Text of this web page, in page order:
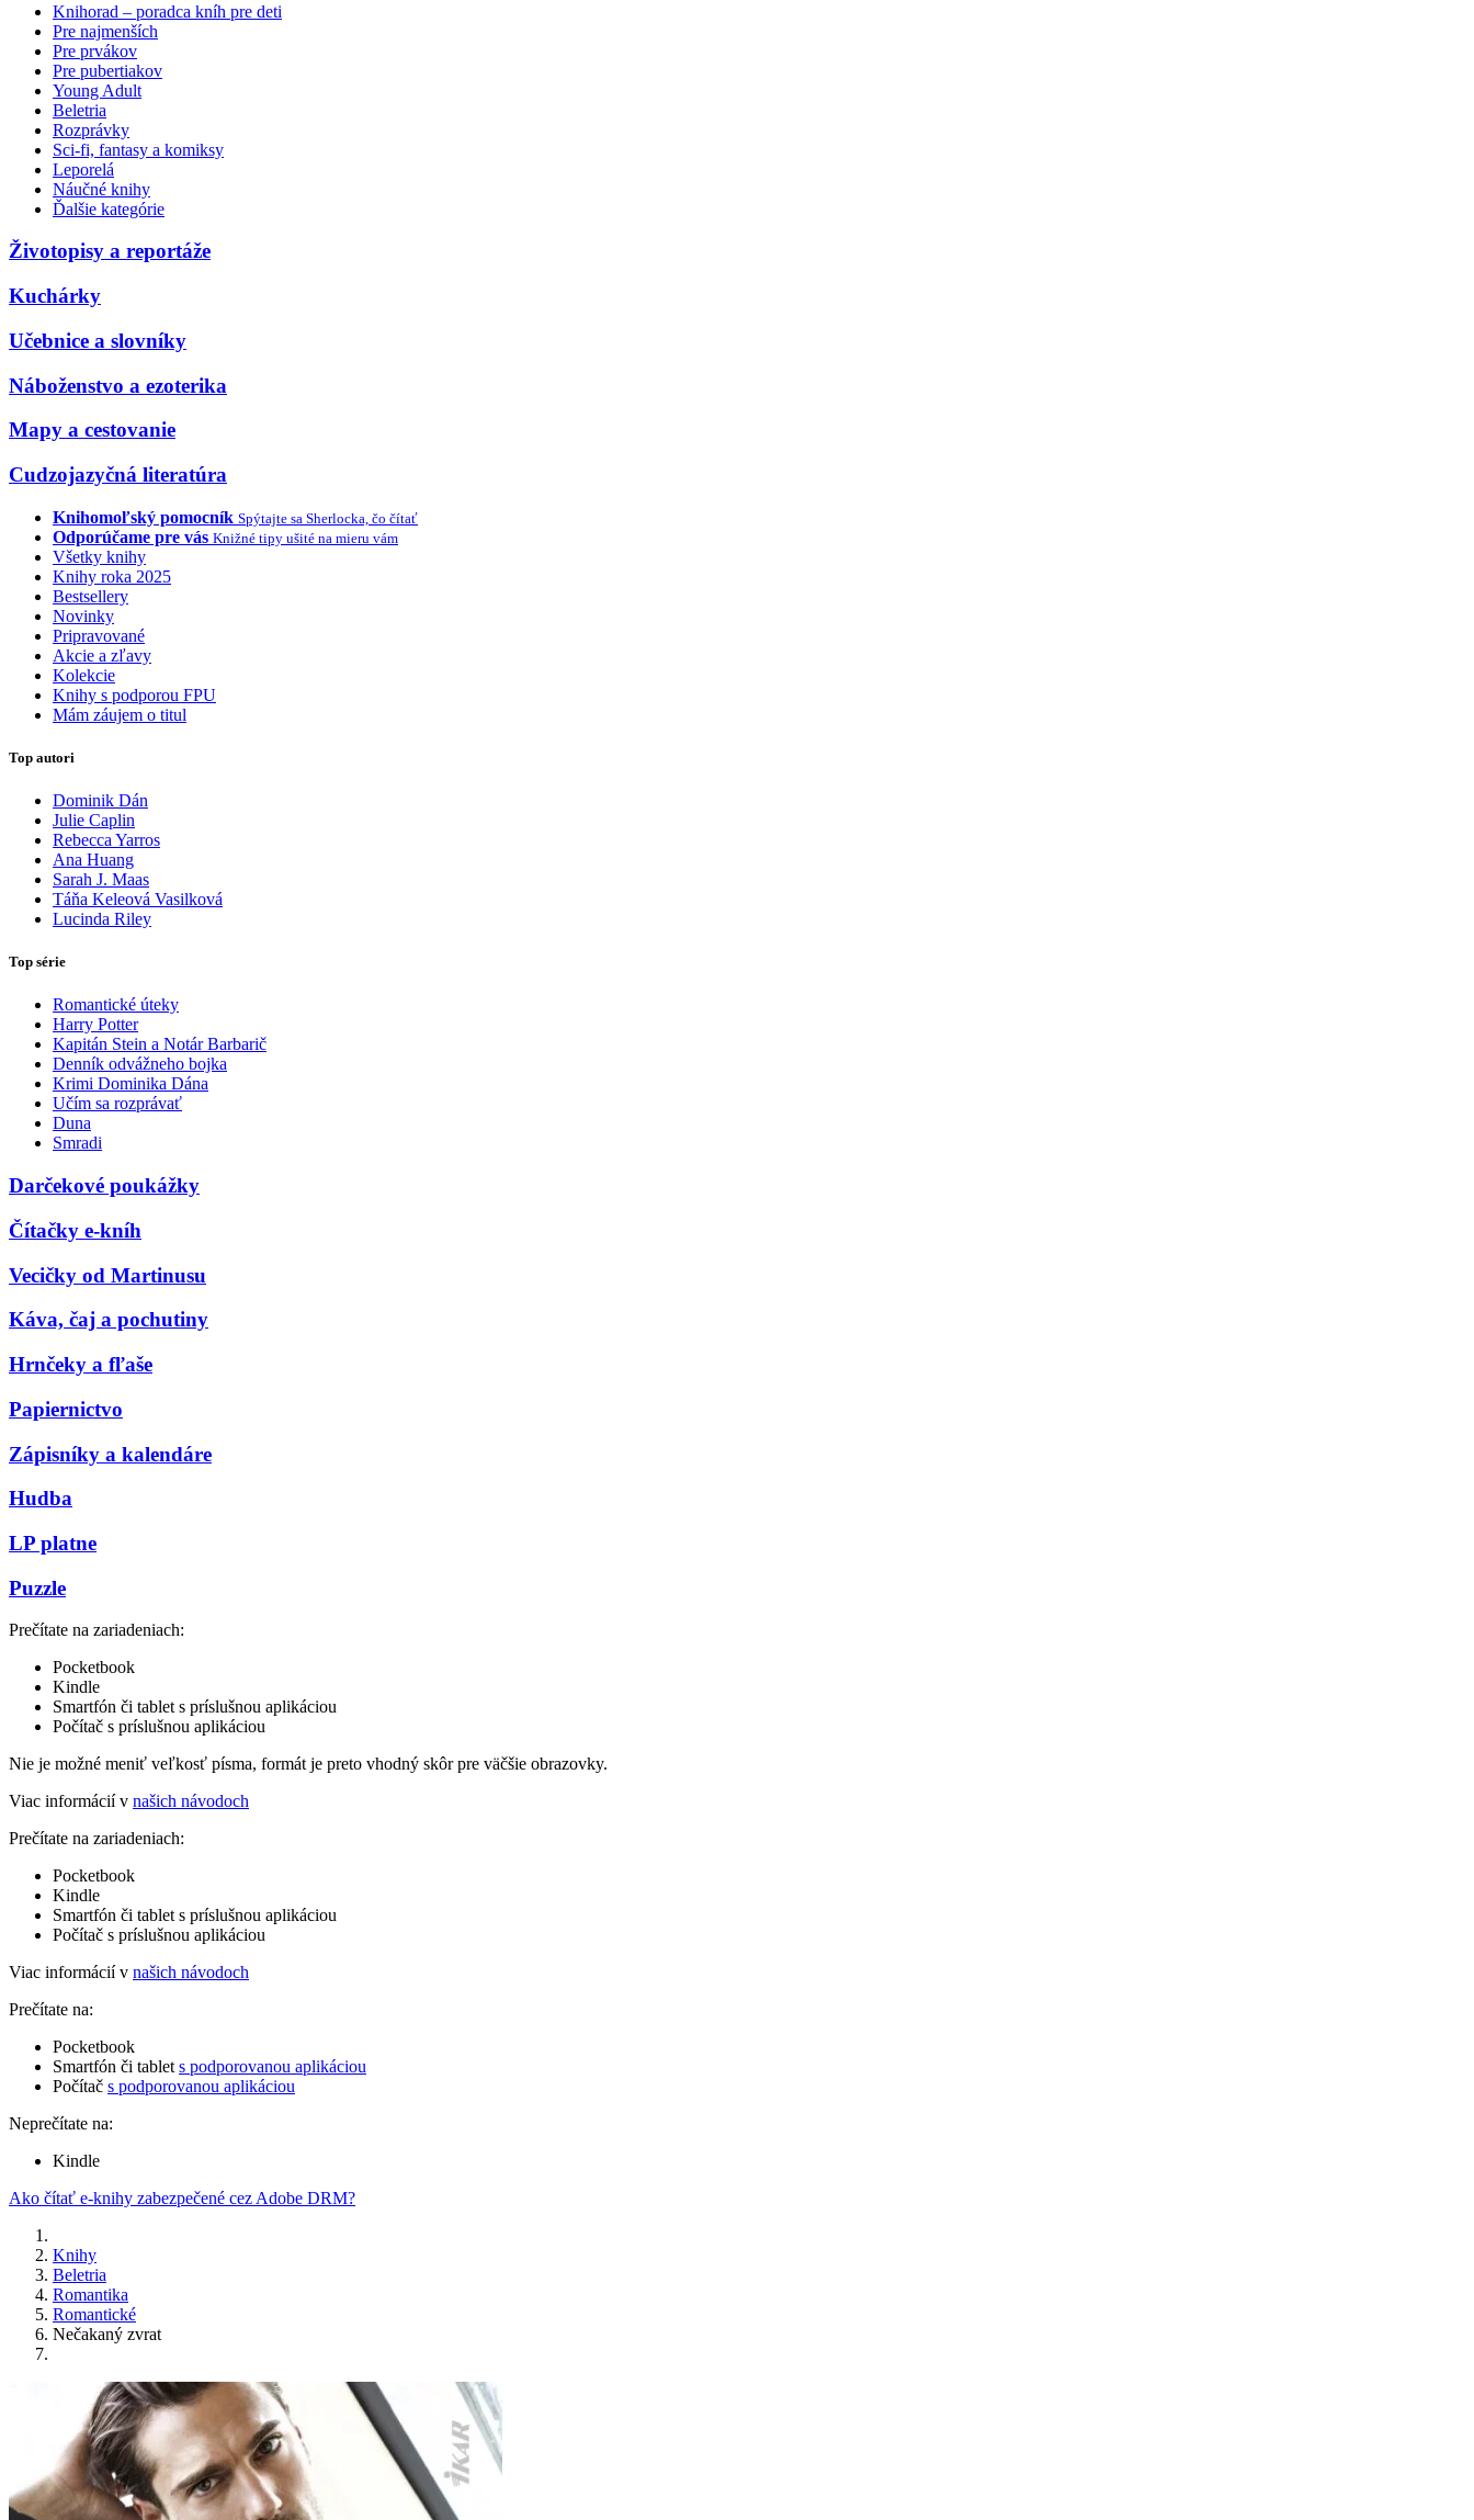
Knihorad – poradca kníh pre deti
Pre najmenších
Pre prvákov
Pre pubertiakov
Young Adult
Beletria
Rozprávky
Sci-fi, fantasy a komiksy
Leporelá
Náučné knihy
Ďalšie kategórie
Životopisy a reportáže
Kuchárky
Učebnice a slovníky
Náboženstvo a ezoterika
Mapy a cestovanie
Cudzojazyčná literatúra
Knihomoľský pomocník Spýtajte sa Sherlocka, čo čítať
Odporúčame pre vás Knižné tipy ušité na mieru vám
Všetky knihy
Knihy roka 2025
Bestsellery
Novinky
Pripravované
Akcie a zľavy
Kolekcie
Knihy s podporou FPU
Mám záujem o titul
Top autori
Dominik Dán
Julie Caplin
Rebecca Yarros
Ana Huang
Sarah J. Maas
Táňa Keleová Vasilková
Lucinda Riley
Top série
Romantické úteky
Harry Potter
Kapitán Stein a Notár Barbarič
Denník odvážneho bojka
Krimi Dominika Dána
Učím sa rozprávať
Duna
Smradi
Darčekové poukážky
Čítačky e-kníh
Vecičky od Martinusu
Káva, čaj a pochutiny
Hrnčeky a fľaše
Papiernictvo
Zápisníky a kalendáre
Hudba
LP platne
Puzzle
Prečítate na zariadeniach:
Pocketbook
Kindle
Smartfón či tablet s príslušnou aplikáciou
Počítač s príslušnou aplikáciou
Nie je možné meniť veľkosť písma, formát je preto vhodný skôr pre väčšie obrazovky.
Viac informácií v našich návodoch
Prečítate na zariadeniach:
Pocketbook
Kindle
Smartfón či tablet s príslušnou aplikáciou
Počítač s príslušnou aplikáciou
Viac informácií v našich návodoch
Prečítate na:
Pocketbook
Smartfón či tablet s podporovanou aplikáciou
Počítač s podporovanou aplikáciou
Neprečítate na:
Kindle
Ako čítať e-knihy zabezpečené cez Adobe DRM?
Knihy
Beletria
Romantika
Romantické
Nečakaný zvrat